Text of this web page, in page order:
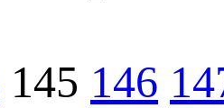
145 146